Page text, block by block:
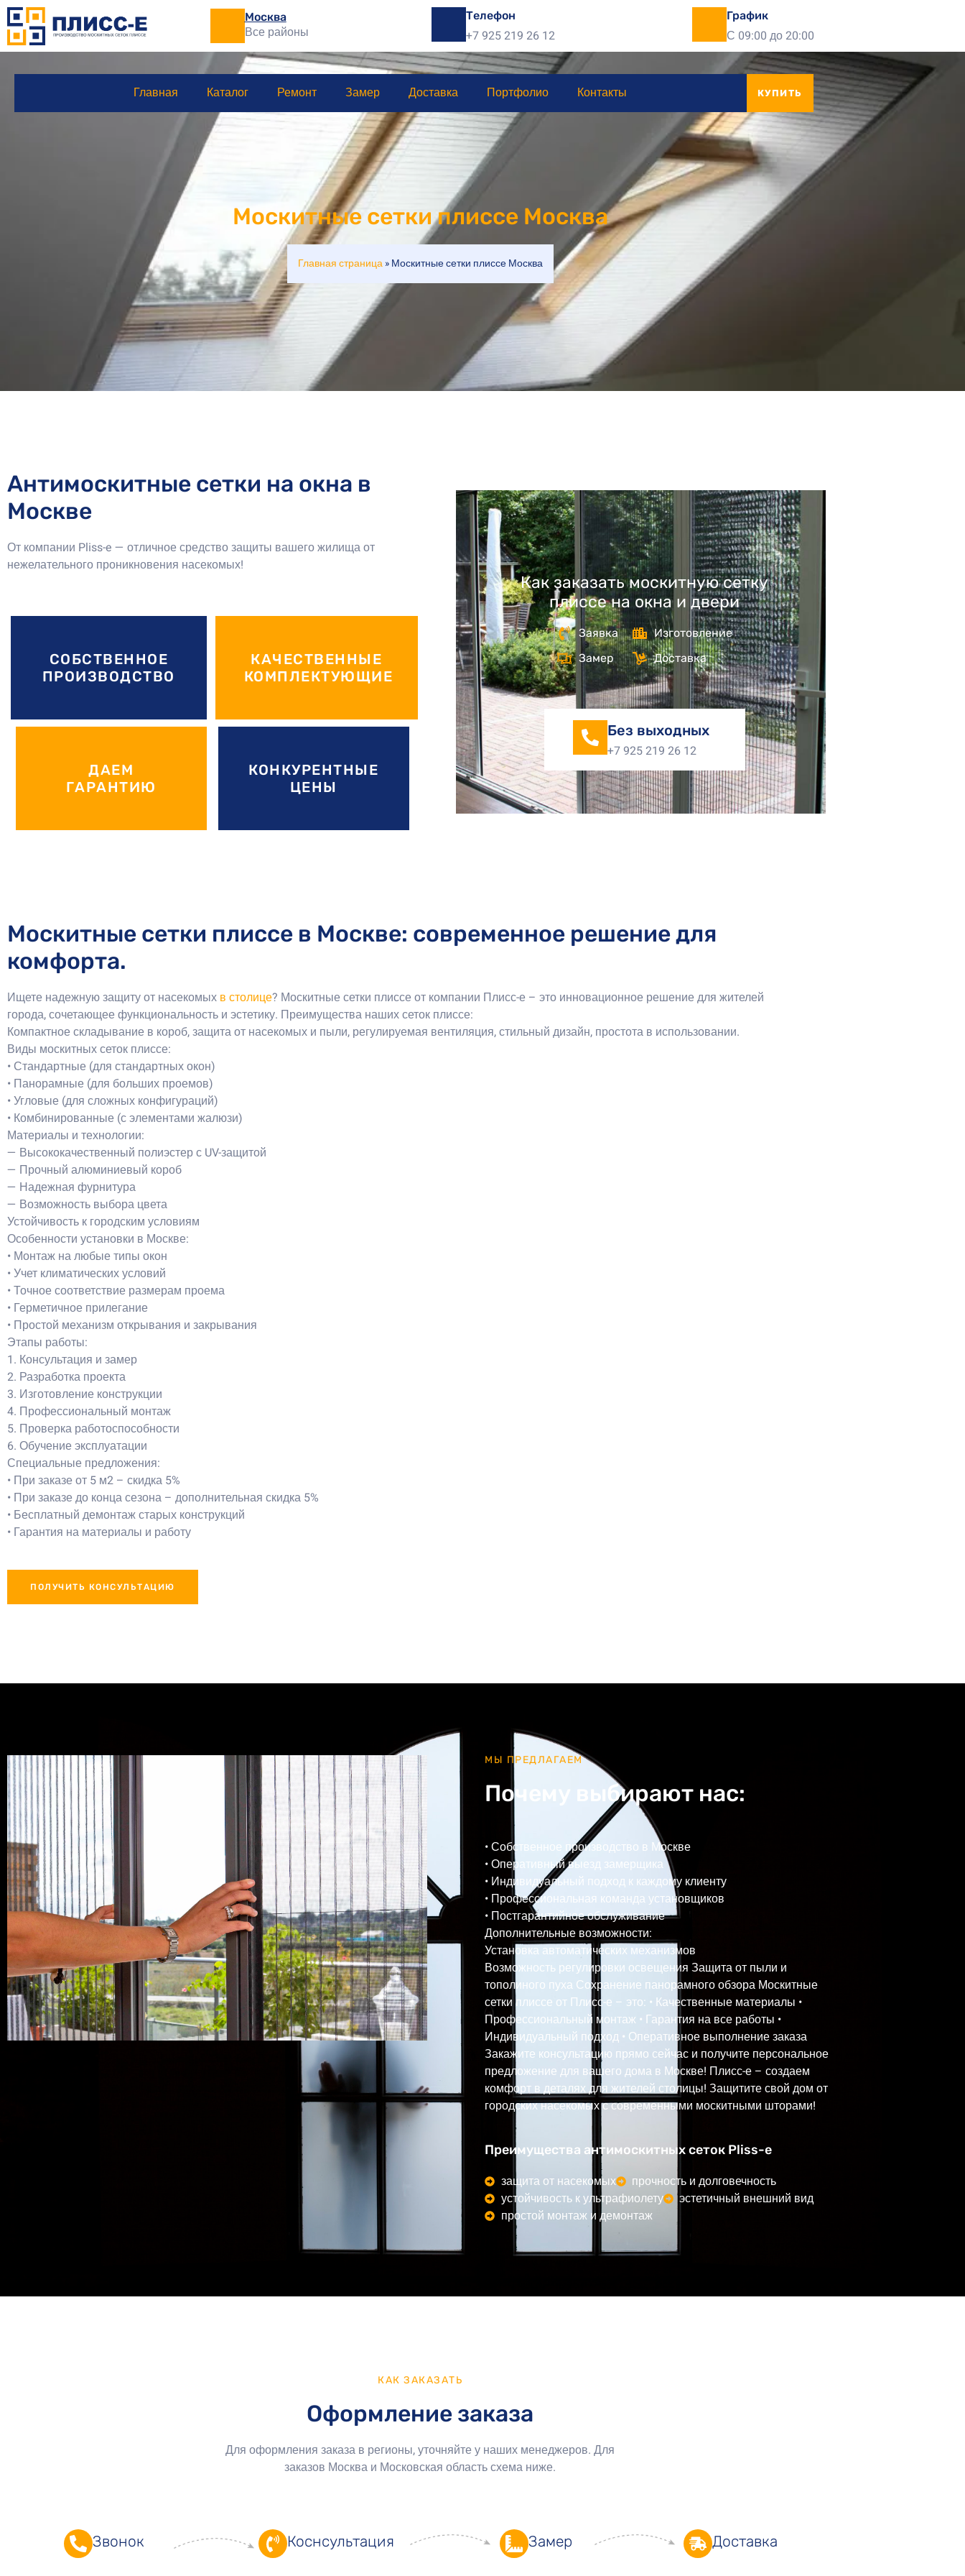
Москва
Все районы
Телефон
+7 925 219 26 12
График
С 09:00 до 20:00
Главная Каталог Ремонт Замер Доставка Портфолио Контакты КУПИТЬ
Москитные сетки плиссе Москва
Главная страница» Москитные сетки плиссе Москва
Антимоскитные сетки на окна в
Москве
От компании Pliss-e — отличное средство защиты вашего жилища от
нежелательного проникновения насекомых!
СОБСТВЕННОЕ
ПРОИЗВОДСТВО
КАЧЕСТВЕННЫЕ
КОМПЛЕКТУЮЩИЕ
ДАЕМ
ГАРАНТИЮ
КОНКУРЕНТНЫЕ
ЦЕНЫ
Как заказать москитную сетку
плиссе на окна и двери
Заявка
Замер
Изготовление
Доставка
Без выходных
+7 925 219 26 12
Москитные сетки плиссе в Москве: современное решение для
комфорта.
Ищете надежную защиту от насекомых в столице? Москитные сетки плиссе от компании Плисс-е – это инновационное решение для жителей
города, сочетающее функциональность и эстетику. Преимущества наших сеток плиссе:
Компактное складывание в короб, защита от насекомых и пыли, регулируемая вентиляция, стильный дизайн, простота в использовании.
Виды москитных сеток плиссе:
• Стандартные (для стандартных окон)
• Панорамные (для больших проемов)
• Угловые (для сложных конфигураций)
• Комбинированные (с элементами жалюзи)
Материалы и технологии:
— Высококачественный полиэстер с UV-защитой
— Прочный алюминиевый короб
— Надежная фурнитура
— Возможность выбора цвета
Устойчивость к городским условиям
Особенности установки в Москве:
• Монтаж на любые типы окон
• Учет климатических условий
• Точное соответствие размерам проема
• Герметичное прилегание
• Простой механизм открывания и закрывания
Этапы работы:
1. Консультация и замер
2. Разработка проекта
3. Изготовление конструкции
4. Профессиональный монтаж
5. Проверка работоспособности
6. Обучение эксплуатации
Специальные предложения:
• При заказе от 5 м2 – скидка 5%
• При заказе до конца сезона – дополнительная скидка 5%
• Бесплатный демонтаж старых конструкций
• Гарантия на материалы и работу
ПОЛУЧИТЬ КОНСУЛЬТАЦИЮ
МЫ ПРЕДЛАГАЕМ
Почему выбирают нас:
• Собственное производство в Москве
• Оперативный выезд замерщика
• Индивидуальный подход к каждому клиенту
• Профессиональная команда установщиков
• Постгарантийное обслуживание
Дополнительные возможности:
Установка автоматических механизмов
Возможность регулировки освещения Защита от пыли и
тополиного пуха Сохранение панорамного обзора Москитные
сетки плиссе от Плисс-е – это: • Качественные материалы •
Профессиональный монтаж • Гарантия на все работы •
Индивидуальный подход • Оперативное выполнение заказа
Закажите консультацию прямо сейчас и получите персональное
предложение для вашего дома в Москве! Плисс-е – создаем
комфорт в деталях для жителей столицы! Защитите свой дом от
городских насекомых с современными москитными шторами!
Преимущества антимоскитных сеток Pliss-e
защита от насекомых
прочность и долговечность
устойчивость к ультрафиолету
эстетичный внешний вид
простой монтаж и демонтаж
КАК ЗАКАЗАТЬ
Оформление заказа
Для оформления заказа в регионы, уточняйте у наших менеджеров. Для
заказов Москва и Московская область схема ниже.
Звонок Коснсультация Замер Доставка